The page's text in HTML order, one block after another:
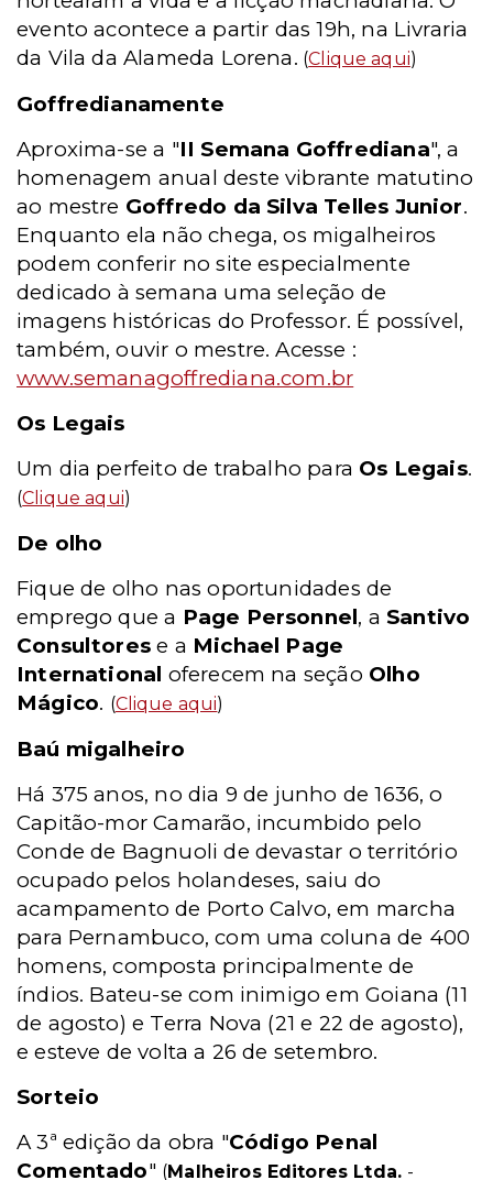
evento acontece a partir das 19h, na Livraria
da Vila da Alameda Lorena. (Clique aqui)
Goffredianamente
Aproxima-se a "II Semana Goffrediana", a
homenagem anual deste vibrante matutino
ao mestre Goffredo da Silva Telles Junior.
Enquanto ela não chega, os migalheiros
podem conferir no site especialmente
dedicado à semana uma seleção de
imagens históricas do Professor. É possível,
também, ouvir o mestre. Acesse :
www.semanagoffrediana.com.br
Os Legais
Um dia perfeito de trabalho para Os Legais.
(Clique aqui)
De olho
Fique de olho nas oportunidades de
emprego que a Page Personnel, a Santivo
Consultores e a Michael Page
International oferecem na seção Olho
Mágico. (Clique aqui)
Baú migalheiro
Há 375 anos, no dia 9 de junho de 1636, o
Capitão-mor Camarão, incumbido pelo
Conde de Bagnuoli de devastar o território
ocupado pelos holandeses, saiu do
acampamento de Porto Calvo, em marcha
para Pernambuco, com uma coluna de 400
homens, composta principalmente de
índios. Bateu-se com inimigo em Goiana (11
de agosto) e Terra Nova (21 e 22 de agosto),
e esteve de volta a 26 de setembro.
Sorteio
A 3ª edição da obra "Código Penal
Comentado" (Malheiros Editores Ltda. -